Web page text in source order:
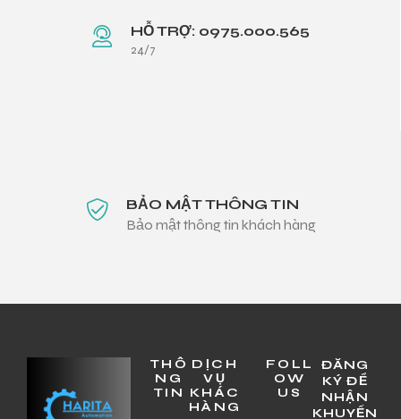
HỖ TRỢ: 0975.000.565
24/7
BẢO MẬT THÔNG TIN
Bảo mật thông tin khách hàng
THÔ
NG
TIN
DỊCH
VỤ
KHÁC
HÀNG
FOLL
OW
US
ĐĂNG
KÝ ĐỂ
NHẬN
KHUYẾN